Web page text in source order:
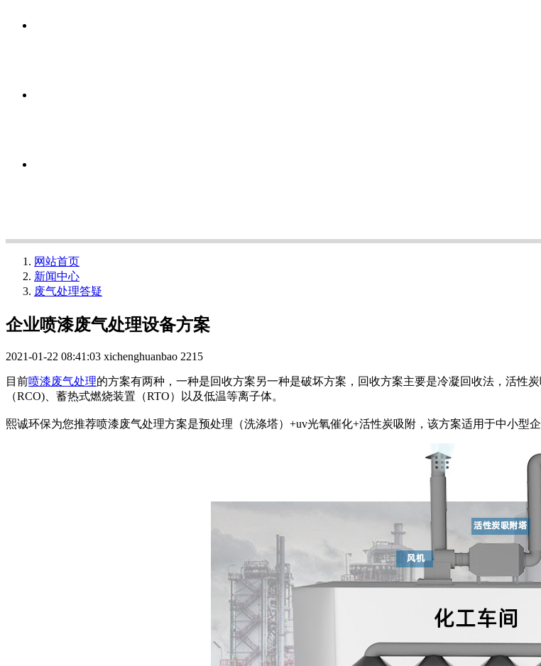
网站首页
新闻中心
废气处理答疑
企业喷漆废气处理设备方案
2021-01-22 08:41:03 xichenghuanbao 2215
目前喷漆废气处理的方案有两种，一种是回收方案另一种是破坏方案，回收方案主要是冷凝回收法，活性
（RCO)、蓄热式燃烧装置（RTO）以及低温等离子体。
熙诚环保为您推荐喷漆废气处理方案是预处理（洗涤塔）+uv光氧催化+活性炭吸附，该方案适用于中小型